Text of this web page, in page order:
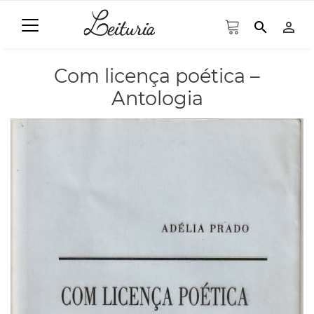
search person_outline
Com licença poética –
Antologia